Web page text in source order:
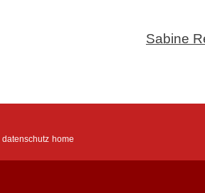
Sabine
datenschutz home